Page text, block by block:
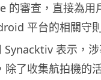
的審查，直接為用
平台的相關守
Synacktiv 表示，涉
了收集航拍機的